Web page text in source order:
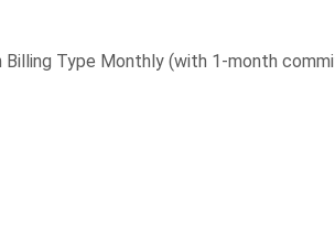
Type Monthly (with 1-month